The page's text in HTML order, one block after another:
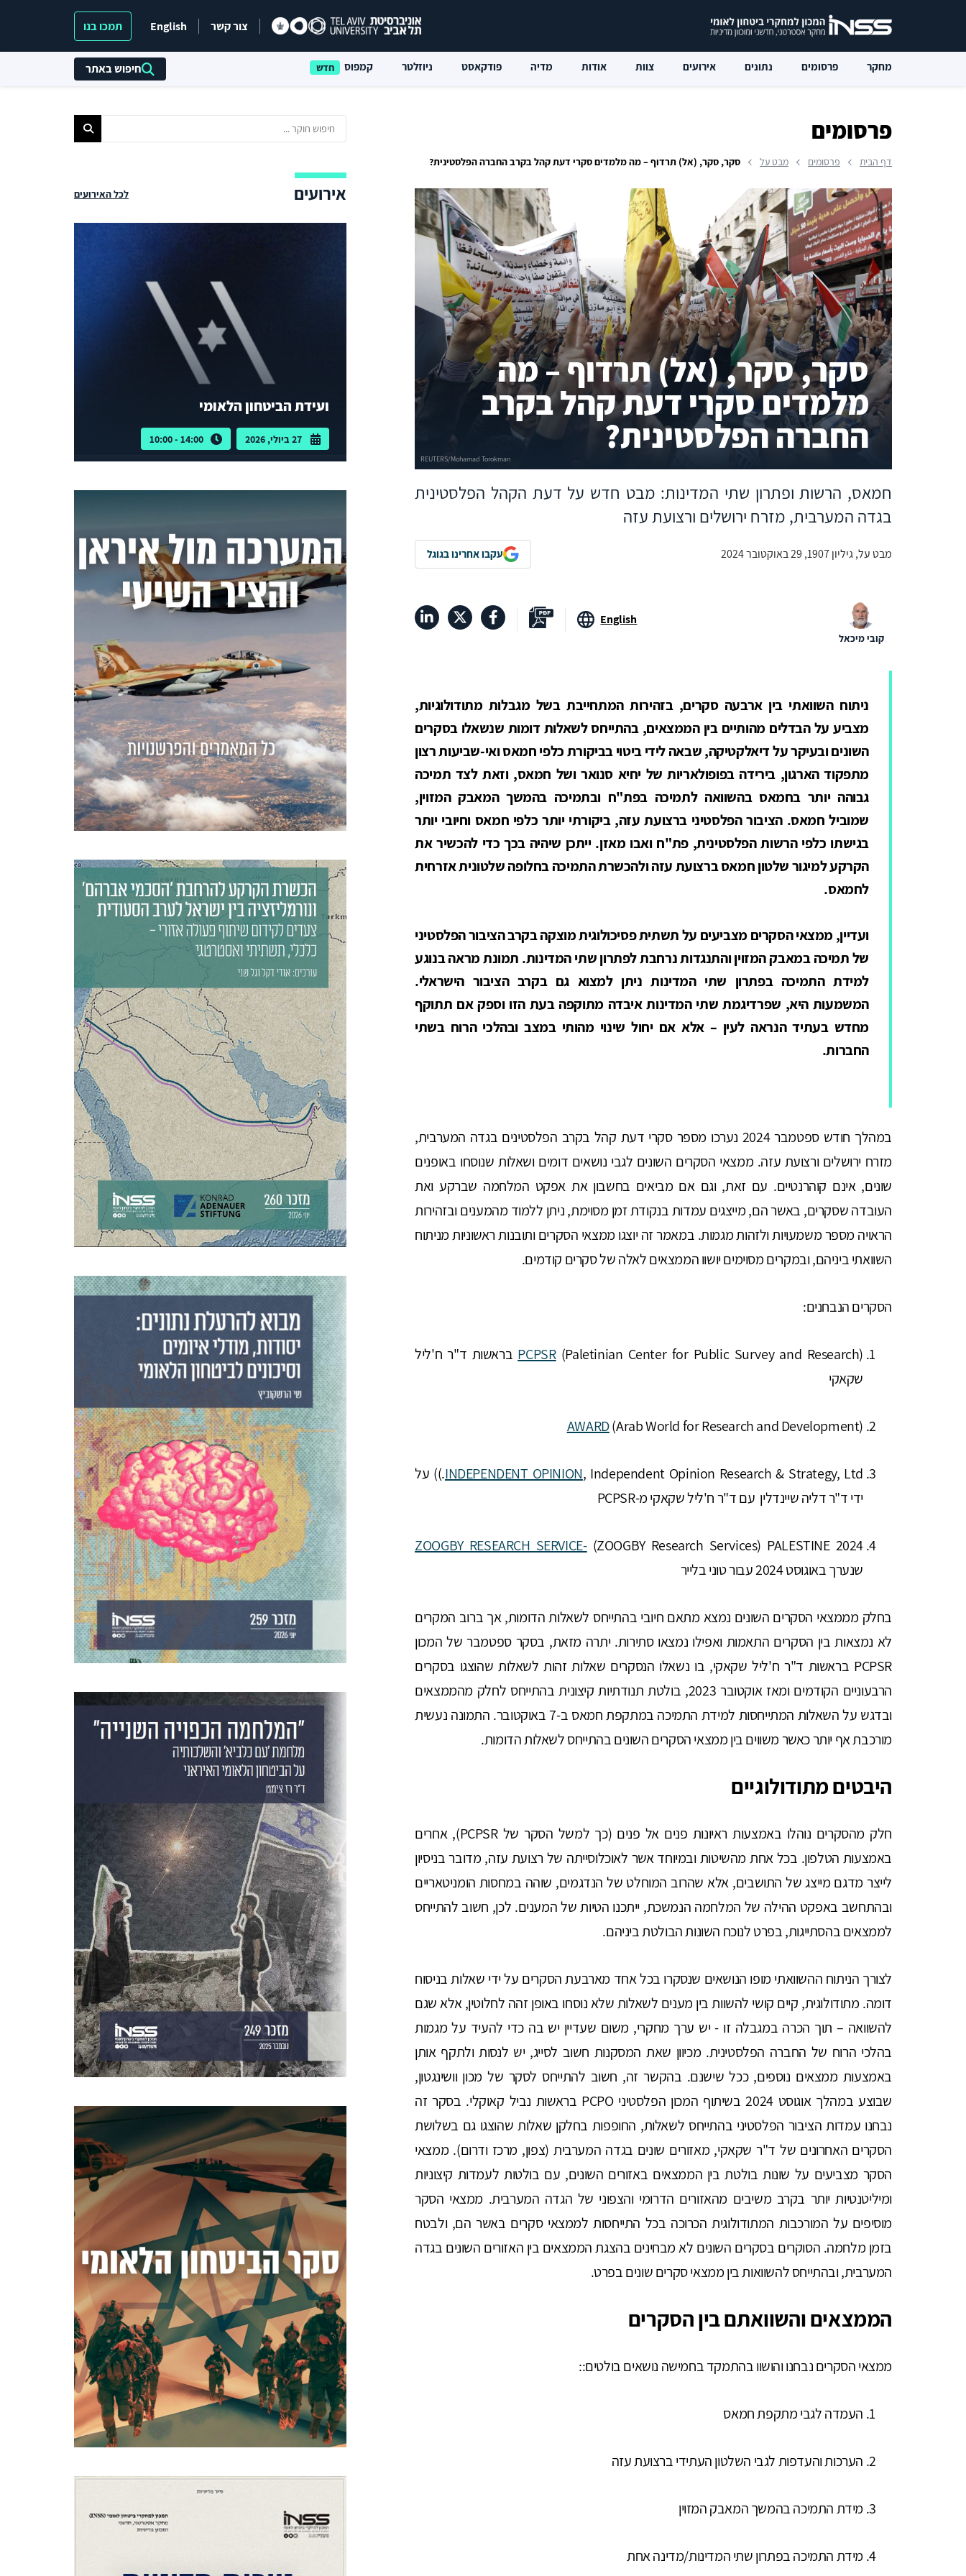
צור קשר English תמכו בנו
מחקר פרסומים נתונים אירועים צוות אודות מדיה פודקאסט ניוזלטר קמפוס חיפוש באתר
פרסומים
דף הבית פרסומים מבט על סקר, סקר, (אל) תרדוף – מה מלמדים סקרי דעת קהל בקרב החברה הפלסטינית?
סקר, סקר, (אל) תרדוף – מה
מלמדים סקרי דעת קהל בקרב
החברה הפלסטינית?
חמאס, הרשות ופתרון שתי המדינות: מבט חדש על דעת הקהל הפלסטינית
בגדה המערבית, מזרח ירושלים ורצועת עזה
מבט על, גיליון 1907, 29 באוקטובר 2024 עקבו אחרינו בגוגל
English
קובי מיכאל
ניתוח השוואתי בין ארבעה סקרים, בזהירות המתחייבת בשל מגבלות מתודולוגיות,
מצביע על הבדלים מהותיים בין הממצאים, בהתייחס לשאלות דומות שנשאלו בסקרים
השונים ובעיקר על דיאלקטיקה, שבאה לידי ביטוי בביקורת כלפי חמאס ואי-שביעות רצון
מתפקוד הארגון, בירידה בפופולאריות של יחיא סנואר ושל חמאס, וזאת לצד תמיכה
גבוהה יותר בחמאס בהשוואה לתמיכה בפת"ח ובתמיכה בהמשך המאבק המזוין,
שמוביל חמאס. הציבור הפלסטיני ברצועת עזה, ביקורתי יותר כלפי חמאס וחיובי יותר
בגישתו כלפי הרשות הפלסטינית, פת"ח ואבו מאזן. ייתכן שיהיה בכך כדי להכשיר את
הקרקע למיגור שלטון חמאס ברצועת עזה ולהכשרת התמיכה בחלופה שלטונית אזרחית
לחמאס.
ועדיין, ממצאי הסקרים מצביעים על תשתית פסיכולוגית מוצקה בקרב הציבור הפלסטיני
של תמיכה במאבק המזוין והתנגדות נרחבת לפתרון שתי המדינות. תמונת מראה בנוגע
למידת התמיכה בפתרון שתי המדינות ניתן למצוא גם בקרב הציבור הישראלי.
המשמעות היא, שפרדיגמת שתי המדינות איבדה מתוקפה בעת הזו וספק אם תתוקף
מחדש בעתיד הנראה לעין – אלא אם יחול שינוי מהותי במצב ובהלכי הרוח בשתי
החברות.
במהלך חודש ספטמבר 2024 נערכו מספר סקרי דעת קהל בקרב הפלסטינים בגדה המערבית,
מזרח ירושלים ורצועת עזה. ממצאי הסקרים השונים לגבי נושאים דומים ושאלות שנוסחו באופנים
שונים, אינם קוהרנטיים. עם זאת, וגם אם מביאים בחשבון את אפקט המלחמה שברקע ואת
העובדה שסקרים, באשר הם, מייצגים עמדות בנקודת זמן מסוימת, ניתן ללמוד מהמענים ובזהירות
הראויה מספר משמעויות ולזהות מגמות. במאמר זה יוצגו ממצאי הסקרים ותובנות ראשוניות מניתוח
השוואתי ביניהם, ובמקרים מסוימים יושוו הממצאים לאלה של סקרים קודמים.
הסקרים הנבחנים:
PCPSR (Paletinian Center for Public Survey and Research) בראשות ד"ר ח'ליל
שקאקי
AWARD(Arab World for Research and Development)
INDEPENDENT OPINION, Independent Opinion Research & Strategy, Ltd.)) על
ידי ד"ר דליה שיינדלין עם ד"ר ח'ליל שקאקי מ-PCPSR
ZOOGBY RESEARCH SERVICE-(ZOOGBY Research Services) PALESTINE 2024
שנערך באוגוסט 2024 עבור טוני בלייר
בחלק מממצאי הסקרים השונים נמצא מתאם חיובי בהתייחס לשאלות הדומות, אך ברוב המקרים
לא נמצאות בין הסקרים התאמות ואפילו נמצאו סתירות. יתרה מזאת, בסקר ספטמבר של המכון
PCPSR בראשות ד"ר ח'ליל שקאקי, בו נשאלו הנסקרים שאלות זהות לשאלות שהוצגו בסקרים
הרבעוניים הקודמים ומאז אוקטובר 2023, בולטת תנודתיות קיצונית בהתייחס לחלק מהממצאים
ובדגש על השאלות המתייחסות למידת התמיכה במתקפת חמאס ב-7 באוקטובר. התמונה נעשית
מורכבת אף יותר כאשר משווים בין ממצאי הסקרים השונים בהתייחס לשאלות הדומות.
היבטים מתודולוגיים
חלק מהסקרים נוהלו באמצעות ראיונות פנים אל פנים (כך למשל הסקר של PCPSR), אחרים
באמצעות הטלפון. בכל אחת מהשיטות ובמיוחד אשר לאוכלוסייתה של רצועת עזה, מדובר בניסיון
לייצר מדגם מייצג של התושבים, אלא שהרוב המוחלט של הנדגמים, שוהה במחסות הומניטאריים
ובהתחשב באפקט ההילה של המלחמה הנמשכת, ייתכנו הטיות של המענים. לכן, חשוב להתייחס
לממצאים בהסתייגות, בפרט לנוכח השונות הבולטת ביניהם.
לצורך הניתוח ההשוואתי מופו הנושאים שנסקרו בכל אחד מארבעת הסקרים על ידי שאלות בניסוח
דומה. מתודולוגית, קיים קושי להשוות בין מענים לשאלות שלא נוסחו באופן זהה לחלוטין, אלא שגם
להשוואה – תוך הכרה במגבלה זו - יש ערך מחקרי, משום שעדיין יש בה כדי להעיד על מגמות
בהלכי הרוח של החברה הפלסטינית. מכיוון שאת המסקנות חשוב לסייג, יש לנסות ולתקף אותן
באמצעות ממצאים נוספים, ככל שישנם. בהקשר זה, חשוב להתייחס לסקר של מכון וושינגטון,
שבוצע במהלך אוגוסט 2024 בשיתוף המכון הפלסטיני PCPO בראשות נביל קאוקלי. בסקר זה
נבחנו עמדות הציבור הפלסטיני בהתייחס לשאלות, החופפות בחלקן שאלות שהוצגו גם בשלושת
הסקרים האחרונים של ד"ר שקאקי, מאזורים שונים בגדה המערבית (צפון, מרכז ודרום). ממצאי
הסקר מצביעים על שונות בולטת בין הממצאים באזורים השונים, עם בולטות לעמדות קיצוניות
ומיליטנטיות יותר בקרב משיבים מהאזורים הדרומי והצפוני של הגדה המערבית. ממצאי הסקר
מוסיפים על המורכבות המתודולוגית הכרוכה בכל התייחסות לממצאי סקרים באשר הם, ולבטח
בזמן מלחמה. הסוקרים בסקרים השונים לא מבחינים בהצגת הממצאים בין האזורים השונים בגדה
המערבית, ובהתייחס להשוואות בין ממצאי סקרים שונים בפרט.
הממצאים והשוואתם בין הסקרים
ממצאי הסקרים נבחנו והושוו בהתמקד בחמישה נושאים בולטים::
העמדה לגבי מתקפת חמאס
הערכות והעדפות לגבי השלטון העתידי ברצועת עזה
מידת התמיכה בהמשך המאבק המזוין
מידת התמיכה בפתרון שתי המדינות/מדינה אחת
אירועים לכל האירועים
ועידת הביטחון הלאומי
27 ביולי, 2026 14:00 - 10:00